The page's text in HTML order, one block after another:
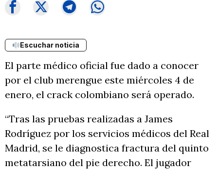
Escuchar noticia
El parte médico oficial fue dado a conocer
por el club merengue este miércoles 4 de
enero, el crack colombiano será operado.
“Tras las pruebas realizadas a James
Rodríguez por los servicios médicos del Real
Madrid, se le diagnostica fractura del quinto
metatarsiano del pie derecho. El jugador